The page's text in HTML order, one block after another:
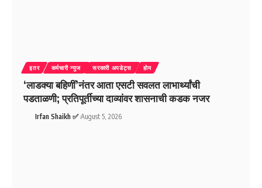
इतर कर्मचारी न्युज सरकारी अपडेट्स होम
‘लाडक्या बहिणीं’नंतर आता एसटी सवलत लाभार्थ्यांची
पडताळणी; प्रतिपूर्तीच्या दाव्यांवर शासनाची कडक नजर
Irfan Shaikh ✅ August 5, 2026